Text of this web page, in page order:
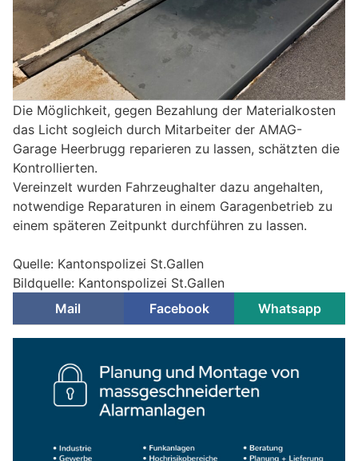
Die Möglichkeit, gegen Bezahlung der Materialkosten
das Licht sogleich durch Mitarbeiter der AMAG-
Garage Heerbrugg reparieren zu lassen, schätzten die
Kontrollierten.
Vereinzelt wurden Fahrzeughalter dazu angehalten,
notwendige Reparaturen in einem Garagenbetrieb zu
einem späteren Zeitpunkt durchführen zu lassen.
Quelle: Kantonspolizei St.Gallen
Bildquelle: Kantonspolizei St.Gallen
Mail
Facebook Whatsapp